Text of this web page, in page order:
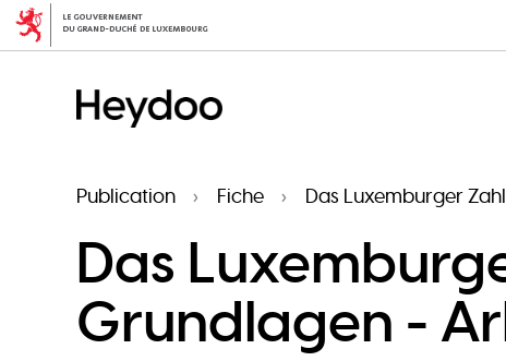
principal
Publication Fiche Das Luxemburger
Das
Grundlagen -